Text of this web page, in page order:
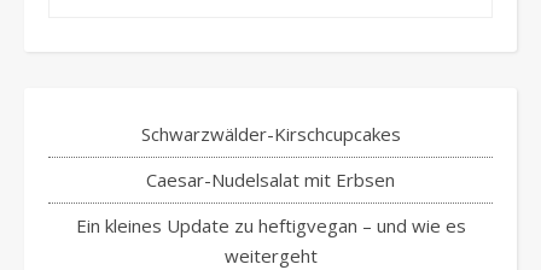
Schwarzwälder-Kirschcupcakes
Caesar-Nudelsalat mit Erbsen
Ein kleines Update zu heftigvegan – und wie es
weitergeht